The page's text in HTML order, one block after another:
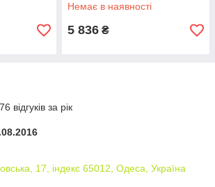
Немає в наявності
5 836 ₴
відгуків за рік
17, індекс 65012, Одеса, Україна